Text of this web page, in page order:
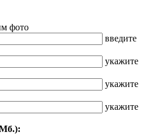
фото
введите
укажите
укажите
укажите